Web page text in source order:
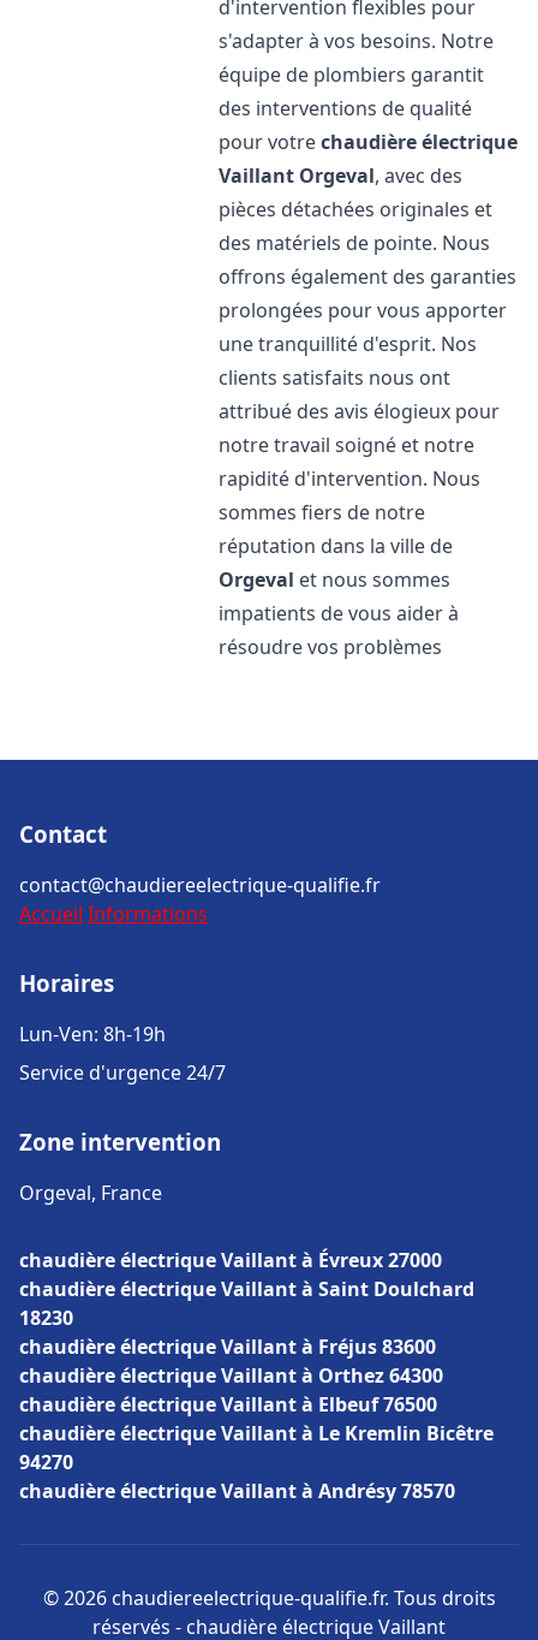
d'intervention flexibles pour
s'adapter à vos besoins. Notre
équipe de plombiers garantit
des interventions de qualité
pour votrechaudière électrique
Vaillant Orgeval, avec des
pièces détachées originales et
des matériels de pointe. Nous
offrons également des garanties
prolongées pour vous apporter
une tranquillité d'esprit. Nos
clients satisfaits nous ont
attribué des avis élogieux pour
notre travail soigné et notre
rapidité d'intervention. Nous
sommes fiers de notre
réputation dans la ville de
Orgeval et nous sommes
impatients de vous aider à
résoudre vos problèmes
Contact
contact@chaudiereelectrique-qualifie.fr
Accueil Informations
Horaires
Lun-Ven: 8h-19h
Service d'urgence 24/7
Zone intervention
Orgeval, France
chaudière électrique Vaillant à Évreux 27000
chaudière électrique Vaillant à Saint Doulchard
18230
chaudière électrique Vaillant à Fréjus 83600
chaudière électrique Vaillant à Orthez 64300
chaudière électrique Vaillant à Elbeuf 76500
chaudière électrique Vaillant à Le Kremlin Bicêtre
94270
chaudière électrique Vaillant à Andrésy 78570
© 2026 chaudiereelectrique-qualifie.fr. Tous droits
réservés - chaudière électrique Vaillant